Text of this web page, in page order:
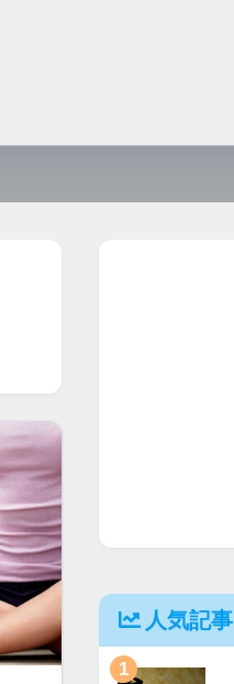
人気記事
1